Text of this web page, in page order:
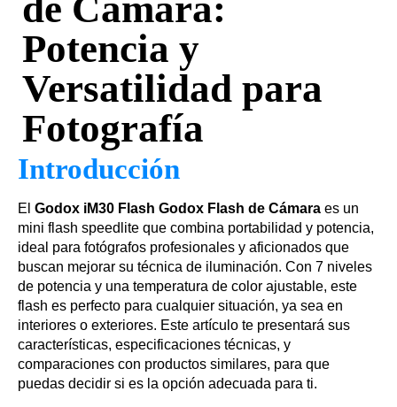
de Cámara:
Potencia y
Versatilidad para
Fotografía
Introducción
El Godox iM30 Flash Godox Flash de Cámara es un
mini flash speedlite que combina portabilidad y potencia,
ideal para fotógrafos profesionales y aficionados que
buscan mejorar su técnica de iluminación. Con 7 niveles
de potencia y una temperatura de color ajustable, este
flash es perfecto para cualquier situación, ya sea en
interiores o exteriores. Este artículo te presentará sus
características, especificaciones técnicas, y
comparaciones con productos similares, para que
puedas decidir si es la opción adecuada para ti.